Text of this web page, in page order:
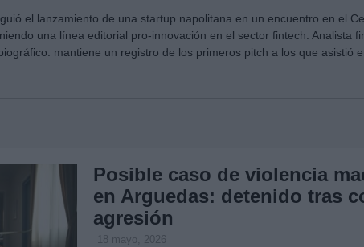
el lanzamiento de una startup napolitana en un encuentro en el
una línea editorial pro-innovación en el sector fintech. Analista
mantiene un registro de los primeros pitch a los que asistió
Posible caso de violencia
en Arguedas: detenido tras
agresión
18 mayo, 2026